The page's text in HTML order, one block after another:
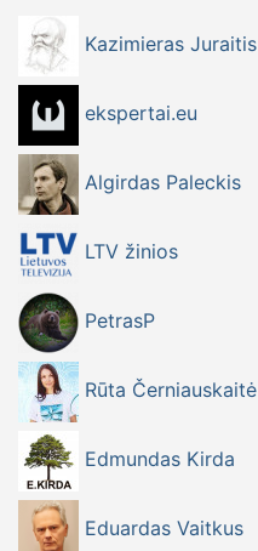
Kazimieras Juraitis
ekspertai.eu
Algirdas Paleckis
LTV žinios
PetrasP
Rūta Černiauskaitė
Edmundas Kirda
Eduardas Vaitkus